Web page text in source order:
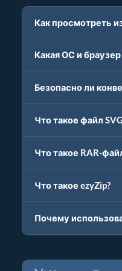
Как просмотреть
Какая ОС и браузер
Безопасно ли
Что такое файл
Что такое RAR-
Что такое ezyZip?
Почему